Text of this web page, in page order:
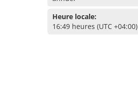
Heure locale:
16:49 heures (UTC +04:00)